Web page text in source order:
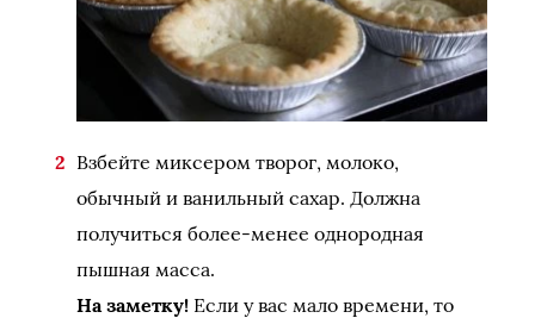
Взбейте миксером творог, молоко,
обычный и ванильный сахар. Должна
получиться более-менее однородная
пышная масса.
На заметку! Если у вас мало времени, то